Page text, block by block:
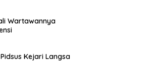
Wartawannya
Kejari Langsa